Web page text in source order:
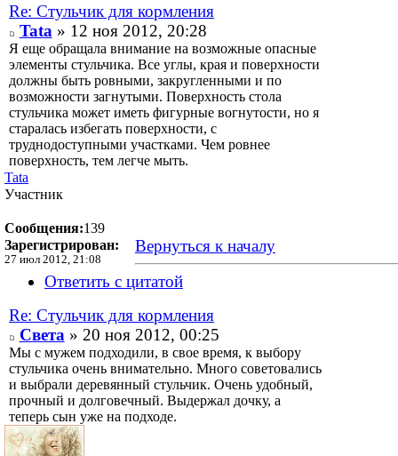
Re: Стульчик для кормления
Tata » 12 ноя 2012, 20:28
Я еще обращала внимание на возможные опасные
элементы стульчика. Все углы, края и поверхности
должны быть ровными, закругленными и по
возможности загнутыми. Поверхность стола
стульчика может иметь фигурные вогнутости, но я
старалась избегать поверхности, с
труднодоступными участками. Чем ровнее
поверхность, тем легче мыть.
Tata
Участник
Сообщения:139
Зарегистрирован:
27 июл 2012, 21:08
Вернуться к началу
Ответить с цитатой
Re: Стульчик для кормления
Света » 20 ноя 2012, 00:25
Мы с мужем подходили, в свое время, к выбору
стульчика очень внимательно. Много советовались
и выбрали деревянный стульчик. Очень удобный,
прочный и долговечный. Выдержал дочку, а
теперь сын уже на подходе.